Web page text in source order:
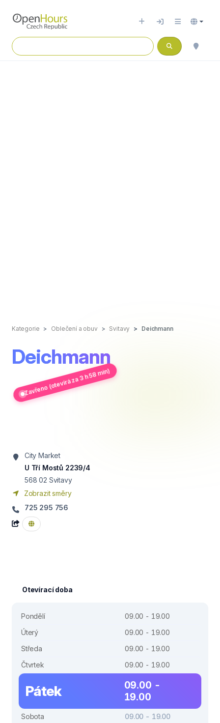
Kategorie Oblečení a obuv Svitavy Deichmann
Deichmann
Zavřeno (otevírá za 3 h 58 min)
City Market
U Tří Mostů 2239/4
568 02 Svitavy
Zobrazit směry
725 295 756
Otevírací doba
Pondělí
09.00 - 19.00
Úterý
09.00 - 19.00
Středa
09.00 - 19.00
Čtvrtek
09.00 - 19.00
Pátek
09.00 -
19.00
Sobota
09.00 - 19.00